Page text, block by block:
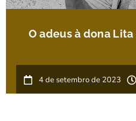
O adeus à dona
4 de setembro de 2023